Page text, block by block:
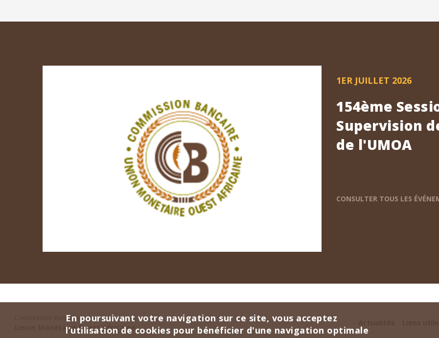
1ER JUILLET 2026
154ème
Supervision
de l'UMOA
CONSULTER TOUS LES
Commission Bancaire
Union Monétaire Ouest Africaine
En poursuivant votre navigation sur ce site, vous acceptez
l’utilisation de cookies pour bénéficier d'une navigation optimale